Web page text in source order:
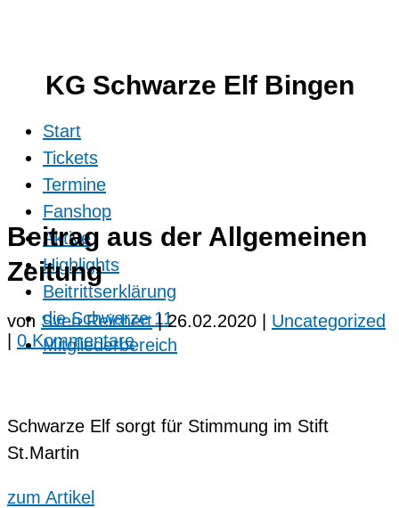
KG Schwarze Elf Bingen
Start
Tickets
Termine
Fanshop
Aktive
Highlights
Beitrittserklärung
die Schwarze 11
Mitgliederbereich
Beitrag aus der Allgemeinen
Zeitung
von Sven Reichert|26.02.2020
Uncategorized
0 Kommentare
Schwarze Elf sorgt für Stimmung im Stift
St.Martin
zum Artikel